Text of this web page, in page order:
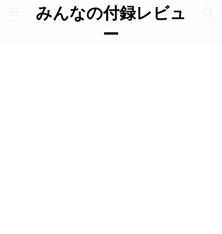
みんなの付録レビュ
ー